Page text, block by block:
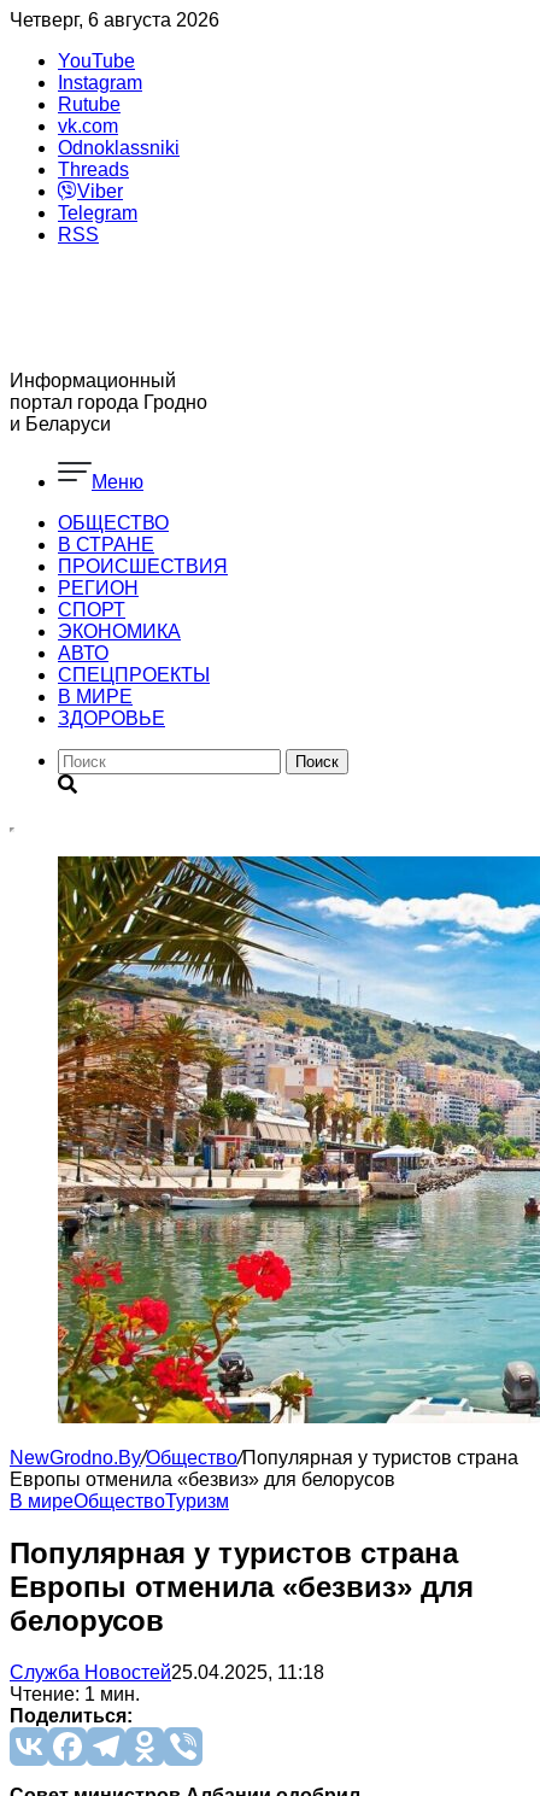
Четверг, 6 августа 2026
YouTube
Instagram
Rutube
vk.com
Odnoklassniki
Threads
Viber
Telegram
RSS
Информационный
портал города Гродно
и Беларуси
Меню
ОБЩЕСТВО
В СТРАНЕ
ПРОИСШЕСТВИЯ
РЕГИОН
CПОРТ
ЭКОНОМИКА
АВТО
СПЕЦПРОЕКТЫ
В МИРЕ
ЗДОРОВЬЕ
Поиск
NewGrodno.By/Общество/Популярная у туристов страна
Европы отменила «безвиз» для белорусов
В миреОбществоТуризм
Популярная у туристов страна
Европы отменила «безвиз» для
белорусов
Служба Новостей25.04.2025, 11:18
Чтение: 1 мин.
Поделиться: